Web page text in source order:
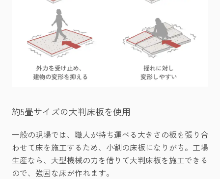
約5畳サイズの大判床板を使用
一般の現場では、職人が持ち運べる大きさの板を張り合
わせて床を施工するため、小割の床板になりがち。工場
生産なら、大型機械の力を借りて大判床板を施工できる
ので、強固な床が作れます。